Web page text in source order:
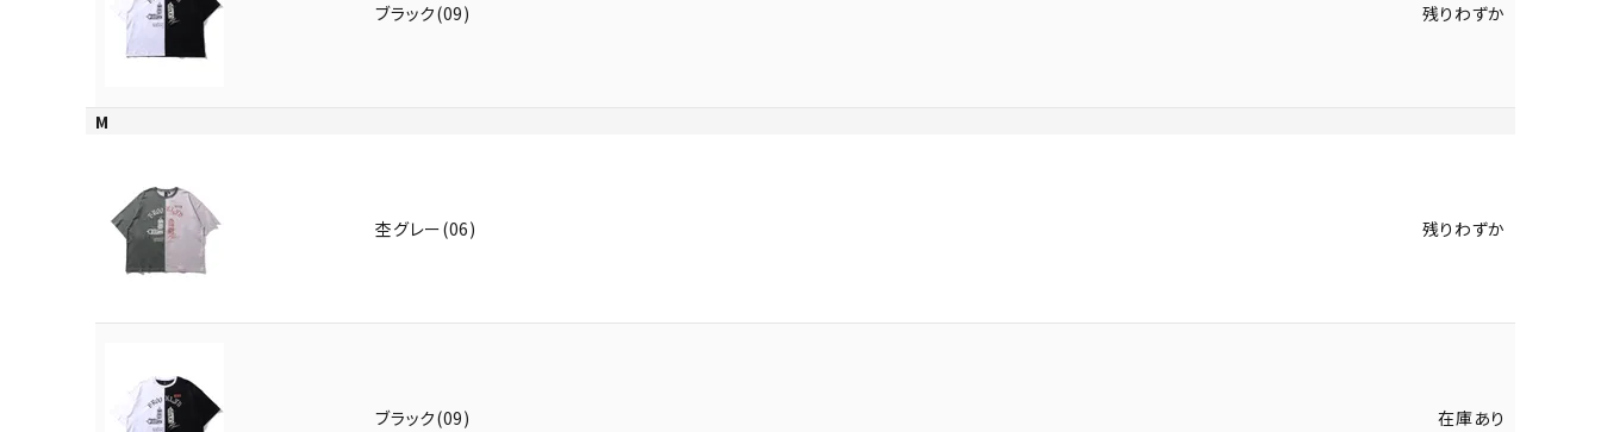
ブラック(09) 残りわずか
M
杢グレー(06) 残りわずか
ブラック(09) 在庫あり